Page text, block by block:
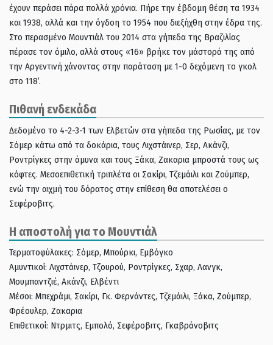
έχουν περάσει πάρα πολλά χρόνια. Πήρε την έβδομη θέση τα 1934
και 1938, αλλά και την όγδοη το 1954 που διεξήχθη στην έδρα της.
Στο περασμένο Μουντιάλ του 2014 στα γήπεδα της Βραζιλίας
πέρασε τον όμιλο, αλλά στους «16» βρήκε τον μάστορά της από
την Αργεντινή χάνοντας στην παράταση με 1-0 δεχόμενη το γκολ
στο 118’.
Πιθανή ενδεκάδα
Δεδομένο το 4-2-3-1 των Ελβετών στα γήπεδα της Ρωσίας, με τον
Σόμερ κάτω από τα δοκάρια, τους Λιχστάινερ, Σερ, Ακάνζι,
Ροντρίγκες στην άμυνα και τους Ξάκα, Ζακαρια μπροστά τους ως
κόφτες. Μεσοεπιθετική τριπλέτα οι Σακίρι, Τζεμάιλι και Ζούμπερ,
ενώ την αιχμή του δόρατος στην επίθεση θα αποτελέσει ο
Σεφέροβιτς.
Η αποστολή για το Μουντιάλ
Τερματοφύλακες: Σόμερ, Μπούρκι, Εμβόγκο
Αμυντικοί: Λιχστάινερ, Τζουρού, Ροντρίγκες, Σχαρ, Λανγκ,
Μουμπαντζιέ, Ακάνζι, Ελβέντι
Μέσοι: Μπεχράμι, Σακίρι, Γκ. Φερνάντες, Τζεμάιλι, Ξάκα, Ζούμπερ,
Φρέουλερ, Ζακαρια
Επιθετικοί: Ντρμιτς, Εμπολό, Σεφέροβιτς, Γκαβράνοβιτς